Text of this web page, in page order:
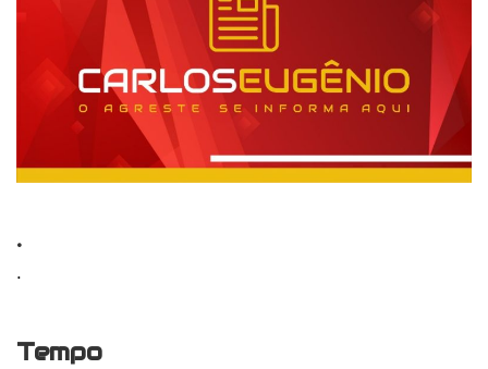
.
.
Tempo